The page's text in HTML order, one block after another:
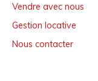
Vendre avec nous
Gestion locative
Nous contacter